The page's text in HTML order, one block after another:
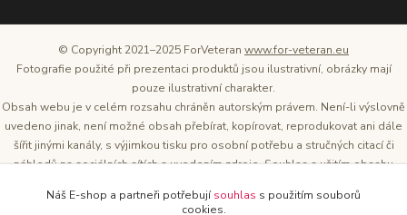
© Copyright 2021–2025 ForVeteran www.for-veteran.eu
Fotografie použité při prezentaci produktů jsou ilustrativní, obrázky mají
pouze ilustrativní charakter.
Obsah webu je v celém rozsahu chráněn autorským právem. Není-li výslovně
uvedeno jinak, není možné obsah přebírat, kopírovat, reprodukovat ani dále
šířit jinými kanály, s výjimkou tisku pro osobní potřebu a stručných citací či
náhledů na sociálních sítích s uvedením zdroje. Souhlas s užitím obsahu
těchto webových stránek je Tomáš Oršel.
Náš E-shop a partneři potřebujísouhlas s použitím souborů
cookies.